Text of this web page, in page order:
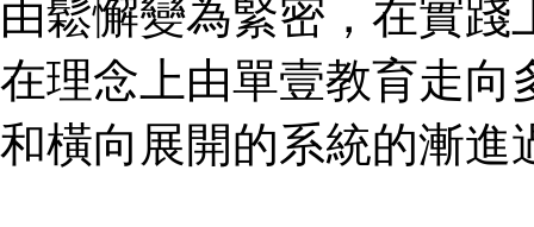
由鬆懈變為緊密，在
在理念上由單壹教育走向
和橫向展開的系統的漸進過